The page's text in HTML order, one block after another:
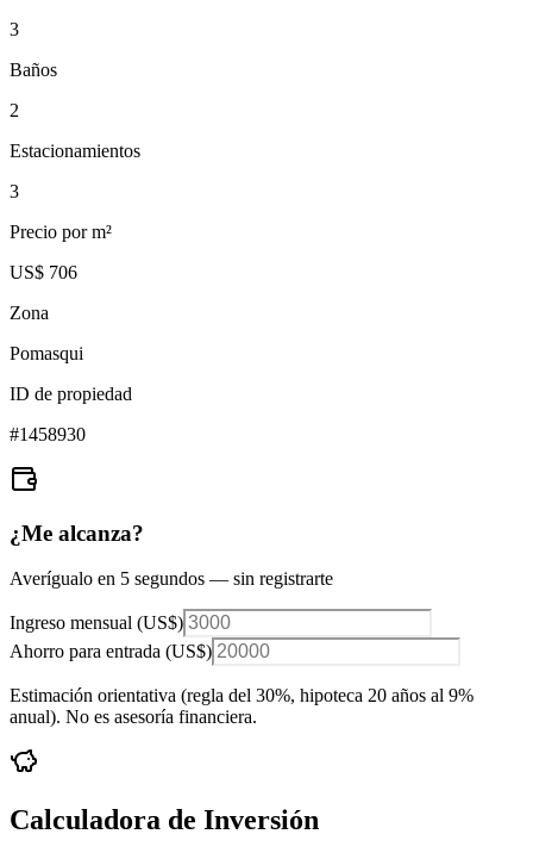
3
Baños
2
Estacionamientos
3
Precio por m²
US$ 706
Zona
Pomasqui
ID de propiedad
#1458930
¿Me alcanza?
Averígualo en 5 segundos — sin registrarte
Ingreso mensual (US$)
Ahorro para entrada (US$)
Estimación orientativa (regla del 30%, hipoteca 20 años al 9%
anual). No es asesoría financiera.
Calculadora de Inversión